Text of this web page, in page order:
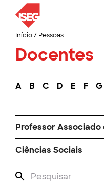
Início/ Pessoas
Docentes
A B C D E F G
Professor
Ciências Sociais